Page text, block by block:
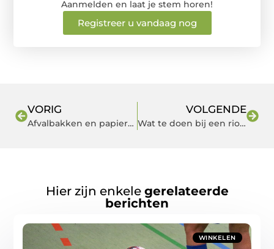
Aanmelden en laat je stem horen!
Registreer u vandaag nog
VORIG
Afvalbakken en papierbakken onmisbaar op kantoor
VOLGENDE
Wat te doen bij een rioolgeur in huis: Oorzaken en oplossingen
Hier zijn enkele gerelateerde
berichten
WINKELEN